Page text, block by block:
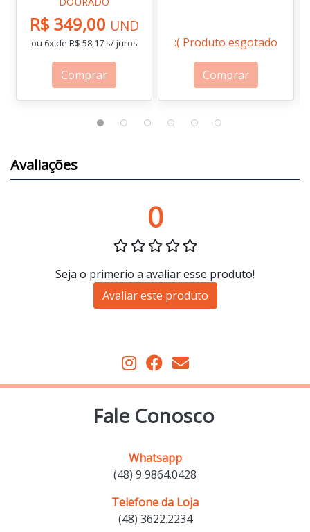
R$ 349,00 UND
ou 6x de R$ 58,17 s/ juros
Comprar
:( Produto esgotado
Comprar
Avaliações
0
Seja o primerio a avaliar esse produto!
Avaliar este produto
Fale Conosco
Whatsapp
(48) 9 9864.0428
Telefone da Loja
(48) 3622.2234